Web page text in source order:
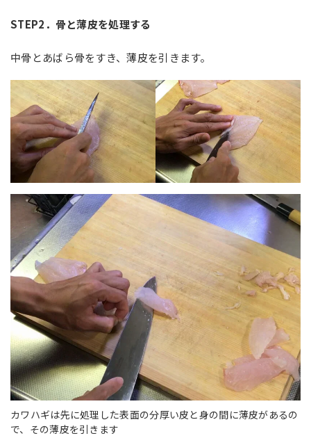
STEP2 ．骨と薄皮を処理する
中骨とあばら骨をすき、薄皮を引きます。
カワハギは先に処理した表面の分厚い皮と身の間に薄皮があるの
で、その薄皮を引きます